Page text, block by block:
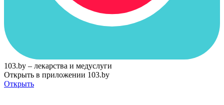
103.by – лекарства и медуслуги
Открыть в приложении 103.by
Открыть